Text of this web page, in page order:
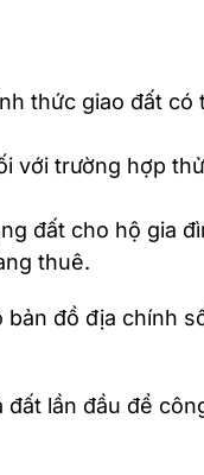
thức giao đất
với trường hợp
đất cho hộ gia
thuê.
đồ địa chính
lần đầu để